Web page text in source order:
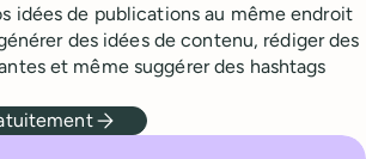
idées de publications au même endroit
des idées de contenu, rédiger des
et même suggérer des hashtags